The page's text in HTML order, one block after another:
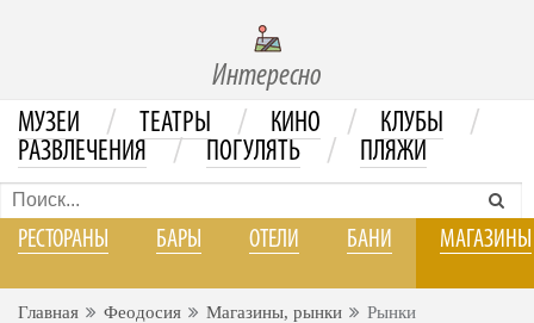
Интересно
МУЗЕИ / ТЕАТРЫ / КИНО / КЛУБЫ /
РАЗВЛЕЧЕНИЯ / ПОГУЛЯТЬ / ПЛЯЖИ
РЕСТОРАНЫ БАРЫ ОТЕЛИ БАНИ МАГАЗИНЫ
Главная Феодосия Магазины, рынки Рынки